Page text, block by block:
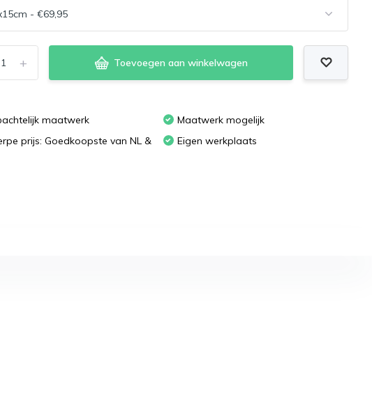
+ Toevoegen aan winkelwagen
maatwerk
prijs: Goedkoopste van NL &
Maatwerk mogelijk
Eigen werkplaats